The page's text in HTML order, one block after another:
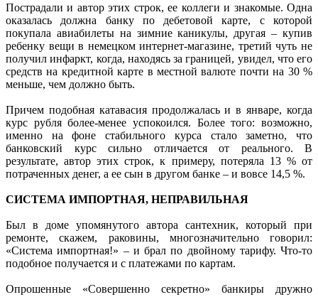
Пострадали и автор этих строк, ее коллеги и знакомые. Одна
оказалась должна банку по дебетовой карте, с которой
покупала авиабилеты на зимние каникулы, другая – купив
ребенку вещи в немецком интернет-магазине, третий чуть не
получил инфаркт, когда, находясь за границей, увидел, что его
средств на кредитной карте в местной валюте почти на 30 %
меньше, чем должно быть.
Причем подобная катавасия продолжалась и в январе, когда
курс рубля более-менее успокоился. Более того: возможно,
именно на фоне стабильного курса стало заметно, что
банковский курс сильно отличается от реального. В
результате, автор этих строк, к примеру, потеряла 13 % от
потраченных денег, а ее сын в другом банке – и вовсе 14,5 %.
СИСТЕМА ИМПОРТНАЯ, НЕПРАВИЛЬНАЯ
Был в доме упомянутого автора сантехник, который при
ремонте, скажем, раковины, многозначительно говорил:
«Система импортная!» – и брал по двойному тарифу. Что-то
подобное получается и с платежами по картам.
Опрошенные «Совершенно секретно» банкиры дружно